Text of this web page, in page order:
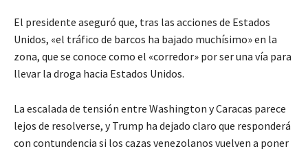
El presidente aseguró que, tras las acciones de Estados
Unidos, «el tráfico de barcos ha bajado muchísimo» en la
zona, que se conoce como el «corredor» por ser una vía para
llevar la droga hacia Estados Unidos.
La escalada de tensión entre Washington y Caracas parece
lejos de resolverse, y Trump ha dejado claro que responderá
con contundencia si los cazas venezolanos vuelven a poner